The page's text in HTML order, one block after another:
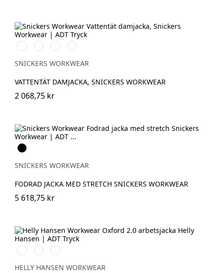
Chiliröd/Svart
Svart/Svart
Khakigrön/Svart
Marinblå/Svart
SNICKERS WORKWEAR
VATTENTÄT DAMJACKA, SNICKERS WORKWEAR
2 068,75 kr
Svart
SNICKERS WORKWEAR
FODRAD JACKA MED STRETCH SNICKERS WORKWEAR
5 618,75 kr
990
BLACK
595
NAVY/STONE
599
NAVY/EBONY
HELLY HANSEN WORKWEAR